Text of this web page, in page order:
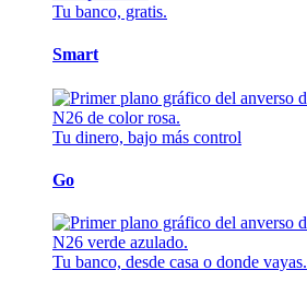
Tu banco, gratis.
Smart
Tu dinero, bajo más control
Go
Tu banco, desde casa o donde vayas.